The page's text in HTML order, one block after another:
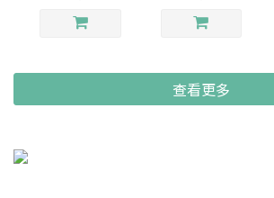
查看更多